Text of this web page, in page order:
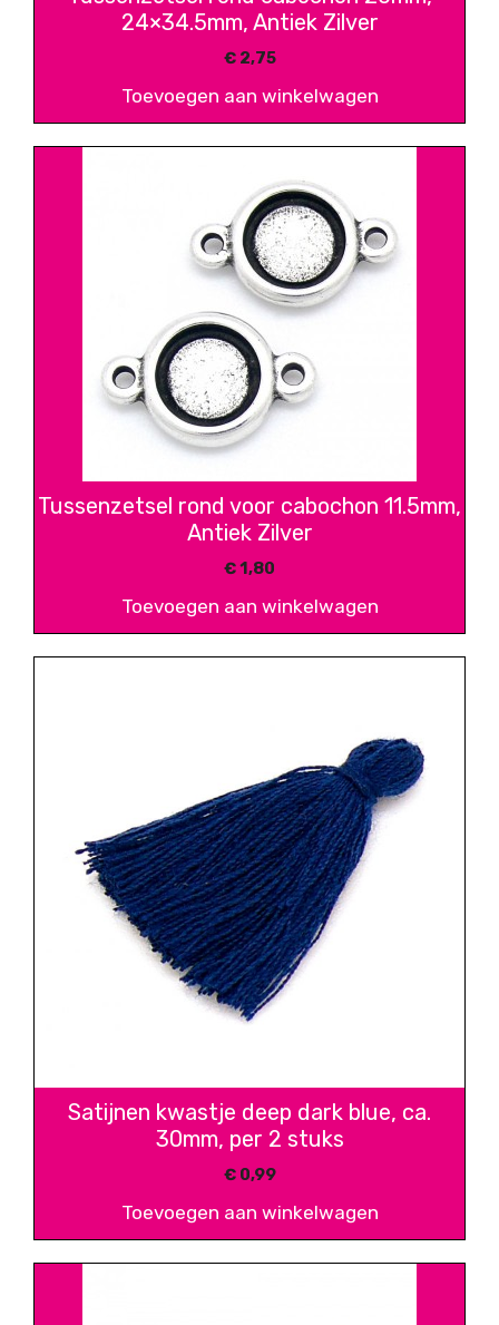
24×34.5mm, Antiek Zilver
€2,75
Toevoegen aan winkelwagen
Tussenzetsel rond voor cabochon 11.5mm,
Antiek Zilver
€1,80
Toevoegen aan winkelwagen
Satijnen kwastje deep dark blue, ca.
30mm, per 2 stuks
€0,99
Toevoegen aan winkelwagen